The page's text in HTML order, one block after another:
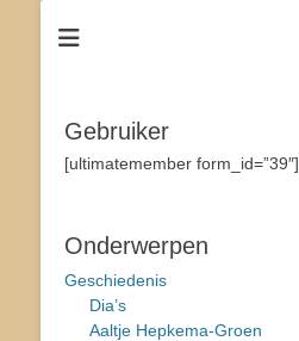
Gebruiker
[ultimatemember form_id=”39″]
Onderwerpen
Geschiedenis
Dia’s
Aaltje Hepkema-Groen